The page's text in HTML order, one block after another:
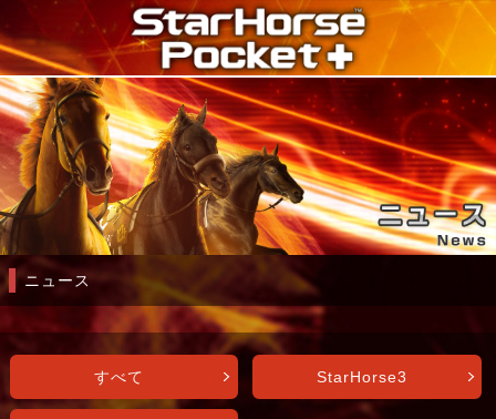
ニュース
すべて StarHorse3